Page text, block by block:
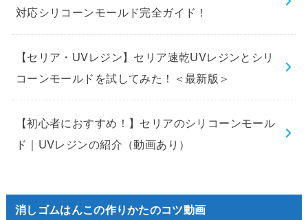
対応シリコーンモールド完全ガイド！
【セリア・UVレジン】セリア速乾UVレジンとシリ
コーンモールドを試してみた！＜最新版＞
【初心者におすすめ！】セリアのシリコーンモール
ド｜UVレジンの紹介（動画あり）
消しゴムはんこの作りかたのコツ動画